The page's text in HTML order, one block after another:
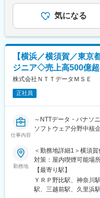
20代から50代まで幅
は1～50名程度になり
す。首都圏と変わらな
実に身に着けていただ
★オフィスはテクノパ
両方のオフィスや在宅
す。
■同社の特徴・魅力：
・車載器とスマホの連
・誰もが自由に発言で
当業務やプロジェクト
ム」を設けています。
変更の範囲：会社の定
◇ロゴテストの実施及
チームとMicrosoft社（
※英語資料（仕様書な
残業20ｈ／年間休日
■当社について：
発表しました。現在で
ブランドのペンタブレ
ートPC等のOEMパー
るテクノロジーソリュ
でも目安の金額であり
す。月給(月額)は固定
気になる
【横浜／横須賀／東京
ジニア◇売上高500億
株式会社ＮＴＴデータＭＳＥ
正社員
仕事内容
～NTTデータ・パナソ
ソフトウェア分野中核
■業務概要
5G時代が到来し、モ
フェーズに入っていま
よう、無線による通信
通信ビジネスに関わる
勤務地
＜勤務地詳細1＞横須
対策：屋内喫煙可能場
神奈川県横浜市神奈
寄駅：JR線／横浜駅受
＞日本橋オフィス住所
【最寄り駅】
ＹＲＰ野比駅、神奈川
駅、三越前駅、久里浜